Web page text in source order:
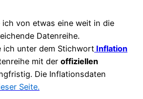
ich von etwas eine weit in die
Datenreihe.
ich unter dem Stichwort Inflation
mit der offiziellen
Die Inflationsdaten
Seite.